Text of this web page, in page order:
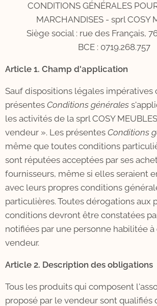
CONDITIONS GÉNÉRALES
MARCHANDISES - sprl COSY
Siège social : rue des Français,
BCE : 0719.268.757
Article 1. Champ d'application
Sauf dispositions légales impératives
présentes Conditions générales
les activités de la sprl COSY
vendeur ». Les présentes Conditions
même que toutes conditions
sont réputées acceptées par ses
fournisseurs, même si elles seraient
avec leurs propres conditions
particulières. Toutes dérogations aux
conditions devront être constatées
notifiées par une personne habilitée
vendeur.
Article 2. Description des obligations
Tous les produits qui composent
proposé par le vendeur sont qualifiés